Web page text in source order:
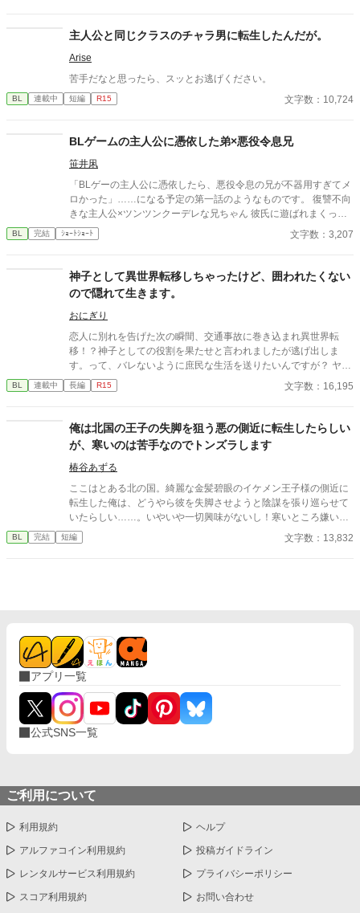
主人公と同じクラスのチャラ男に転生したんだが。
Arise
苦手だなと思ったら、スッとお逃げください。
BL 連載中 短編 R15 文字数：10,724
BLゲームの主人公に憑依した弟×悪役令息兄
笹井凩
「BLゲーの主人公に憑依したら、悪役令息の兄が不器用すぎてメ
ロかった」……になる予定の第一話のようなものです。 復讐不向
きな主人公×ツンツンクーデレな兄ちゃん 彼氏に遊ばれまくって
きた主人公が彼氏の遊び相手に殺され、転生後、今度こそ性格が
終わっている男共を粛清してやろうとするのに、情が湧いてなか
たはずのゲスい悪役令息、今生では兄に当たる男ファルトの本性
を知って愛情が芽生えてしまい——。 となるアレです。性癖。 何
より、対人関係に恵まれなかったせいで歪んだ愛情を求め、与え
てしまう二人が非常に好きなんですよね。 本当は義理の兄弟とか
にしたほうが倫理観からすると良いのでしょうが、本能には抗え
ませんでした。 今日までの短編公募に間に合わなかったため供
養。 プロットはあるので、ご好評でしたら続きも載せたいなと思
っております。 性癖の近しい方に刺されば、非常に嬉しいです。
いいね、ご感想大変励みになります。ありがとうございます。
BL 完結 ｼｮｰﾄｼｮｰﾄ 文字数：3,207
神子として異世界転移しちゃったけど、囲われたくない
ので隠れて生きます。
おにぎり
恋人に別れを告げた次の瞬間、交通事故に巻き込まれ異世界転
移！？神子としての役割を果たせと言われましたが逃げ出しま
す。って、バレないように庶民な生活を送りたいんですが？ ヤン
デレなる可能性大ですので注意。
BL 連載中 長編 R15 文字数：16,195
俺は北国の王子の失脚を狙う悪の側近に転生したらしい
が、寒いのは苦手なのでトンズラします
椿谷あずる
ここはとある北の国。綺麗な金髪碧眼のイケメン王子様の側近に
転生した俺は、どうやら彼を失脚させようと陰謀を張り巡らせて
いたらしい……。いやいや一切興味がないし！寒いところ嫌いだ
し！よし、やめよう！ こうして俺は逃亡することに決めた。
BL 完結 短編 文字数：13,832
アプリ一覧
公式SNS一覧
ご利用について
利用規約 ヘルプ
アルファコイン利用規約 投稿ガイドライン
レンタルサービス利用規約 プライバシーポリシー
スコア利用規約 お問い合わせ